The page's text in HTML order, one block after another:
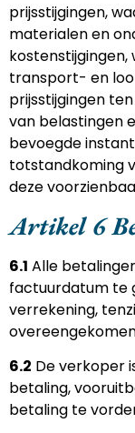
prijsstijgingen,
materialen en
transport- en
prijsstijgingen
van belastingen
bevoegde
totstandkoming
deze
Artikel 6
6.1 Alle
factuurdatum te
verrekening,
6.2 De verkoper
betaling,
betaling te